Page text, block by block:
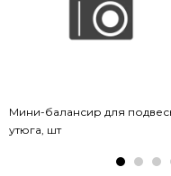
Мини-балансир для
утюга, шт